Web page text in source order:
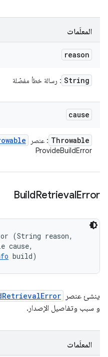
المعلَمات
reason
String : رسالة خطأ مفصّلة
cause
Throwable : عنصر
ProvideBuildError
BuildRetrievalError
(String reason,
cause,
build)
ينشئ عنصر
و سبب وتفاصيل الإصدار.
المعلَمات